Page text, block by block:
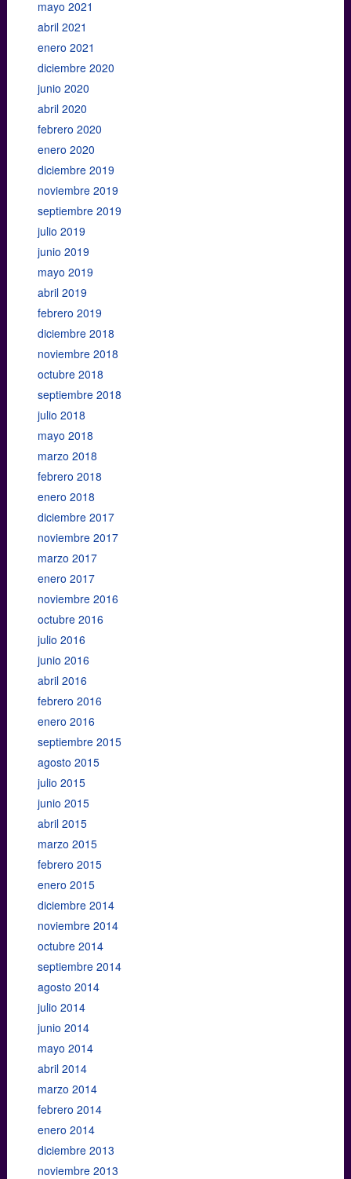
mayo 2021
abril 2021
enero 2021
diciembre 2020
junio 2020
abril 2020
febrero 2020
enero 2020
diciembre 2019
noviembre 2019
septiembre 2019
julio 2019
junio 2019
mayo 2019
abril 2019
febrero 2019
diciembre 2018
noviembre 2018
octubre 2018
septiembre 2018
julio 2018
mayo 2018
marzo 2018
febrero 2018
enero 2018
diciembre 2017
noviembre 2017
marzo 2017
enero 2017
noviembre 2016
octubre 2016
julio 2016
junio 2016
abril 2016
febrero 2016
enero 2016
septiembre 2015
agosto 2015
julio 2015
junio 2015
abril 2015
marzo 2015
febrero 2015
enero 2015
diciembre 2014
noviembre 2014
octubre 2014
septiembre 2014
agosto 2014
julio 2014
junio 2014
mayo 2014
abril 2014
marzo 2014
febrero 2014
enero 2014
diciembre 2013
noviembre 2013